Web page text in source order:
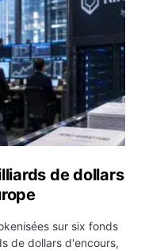
de dollars
sur six fonds
de dollars d'encours,